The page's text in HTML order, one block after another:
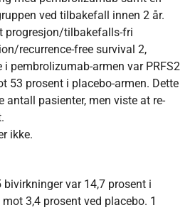
ved tilbakefall innen 2 år.
progresjon/tilbakefalls-fri
recurrence-free survival 2,
i pembrolizumab-armen var PRFS2
53 prosent i placebo-armen. Dette
antall pasienter, men viste at re-
ikke.
var 14,7 prosent i
3,4 prosent ved placebo. 1